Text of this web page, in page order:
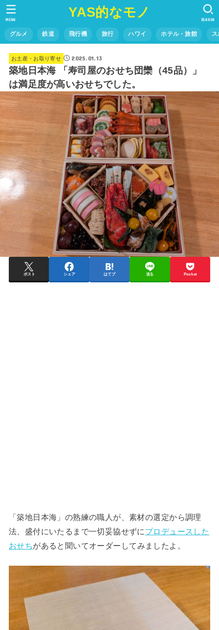
YAS的なモノ
グルメ 鉄道 飛行機 旅行 ハワイ ホテル・旅館
SEARCH
MENU
お土産・お取り寄せ 2025.01.13
築地日本海 「寿司屋のおせち団欒（45品）」
は満足度が高いおせちでした。
ポスト シェア はてブ 送る Pocket
「築地日本海」の熟練の職人が、素材の選定から調理
法、盛付にいたるまで一切妥協せずに プロデュースした
おせちがあると聞いてオーダーしてみましたよ。